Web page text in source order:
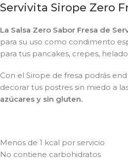
Servivita Sirope Zero
La Salsa Zero Sabor Fresa de
para su uso como condimento
para tus pancakes, crepes,
Con el Sirope de fresa podrás
decorar tus postres sin miedo a
azúcares y sin gluten.
Menos de 1 kcal por servicio
No contiene carbohidratos